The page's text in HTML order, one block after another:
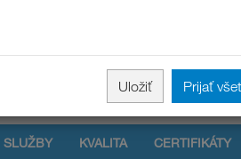
SLUŽBY KVALITA CERTIFIKÁTY
Uložiť Prijať